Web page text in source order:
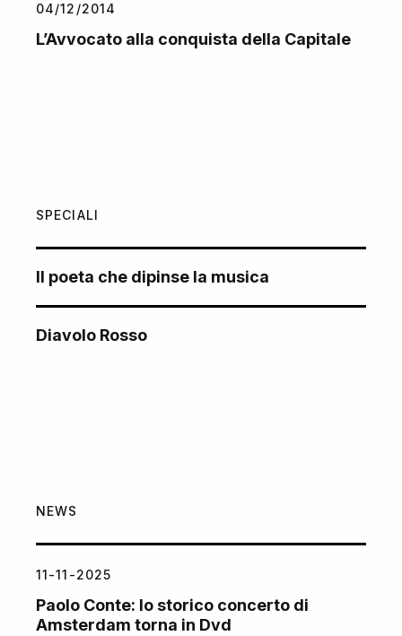
04/12/2014
L’Avvocato alla conquista della Capitale
SPECIALI
Il poeta che dipinse la musica
Diavolo Rosso
NEWS
11-11-2025
Paolo Conte: lo storico concerto di
Amsterdam torna in Dvd